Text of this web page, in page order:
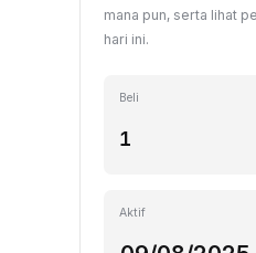
mana pun, serta lihat
hari ini.
Beli
Aktif